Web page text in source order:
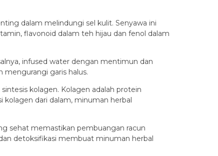
dalam melindungi sel kulit. Senyawa ini
flavonoid dalam teh hijau dan fenol dalam
infused water dengan mentimun dan
garis halus.
kolagen. Kolagen adalah protein
dari dalam, minuman herbal
sehat memastikan pembuangan racun
detoksifikasi membuat minuman herbal